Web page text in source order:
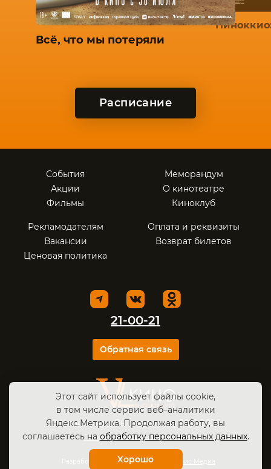
Всё, что мы потеряли
Расписание
События
Акции
Фильмы
Меморандум
О кинотеатре
Киноклуб
Рекламодателям
Вакансии
Ценовая политика
Оплата и реквизиты
Возврат билетов
21-00-21
Обратная связь
© Кинотеатр «Высшая лига» 2012-2026
Политика конфиденциальности
Разработка и поддержка:САЙТЫ
Этот сайт использует файлы cookie,
в том числе сервис веб–аналитики
Яндекс.Метрика. Продолжая работу, вы
соглашаетесь на обработку персональных данных.
Хорошо